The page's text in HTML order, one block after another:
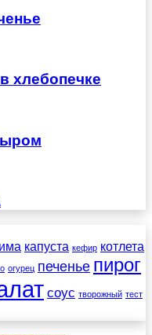
хлебопечке
капуста кефир котлета
огурец печенье пирог
соус творожный тест